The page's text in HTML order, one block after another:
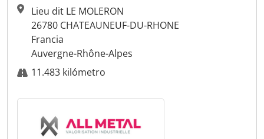
Lieu dit LE MOLERON
26780 CHATEAUNEUF-DU-RHONE
Francia
Auvergne-Rhône-Alpes
11.483 kilómetro